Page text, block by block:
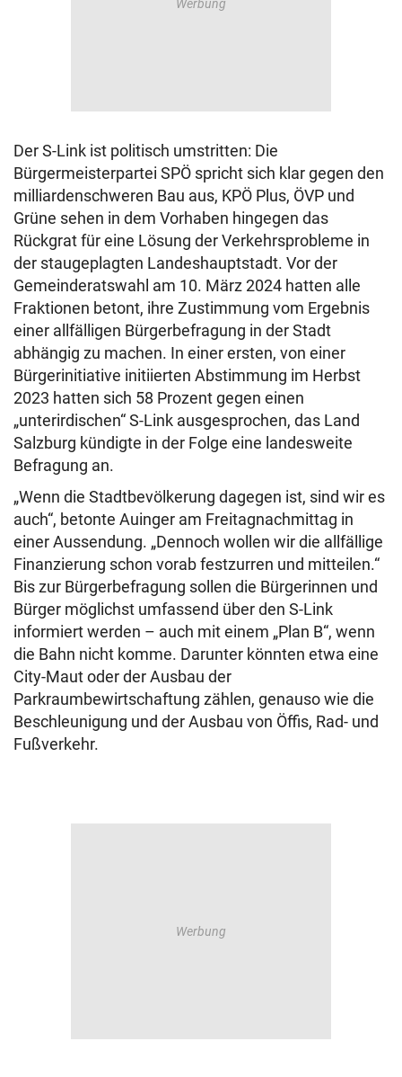
Der S-Link ist politisch umstritten: Die
Bürgermeisterpartei SPÖ spricht sich klar gegen den
milliardenschweren Bau aus, KPÖ Plus, ÖVP und
Grüne sehen in dem Vorhaben hingegen das
Rückgrat für eine Lösung der Verkehrsprobleme in
der staugeplagten Landeshauptstadt. Vor der
Gemeinderatswahl am 10. März 2024 hatten alle
Fraktionen betont, ihre Zustimmung vom Ergebnis
einer allfälligen Bürgerbefragung in der Stadt
abhängig zu machen. In einer ersten, von einer
Bürgerinitiative initiierten Abstimmung im Herbst
2023 hatten sich 58 Prozent gegen einen
„unterirdischen“ S-Link ausgesprochen, das Land
Salzburg kündigte in der Folge eine landesweite
Befragung an.
„Wenn die Stadtbevölkerung dagegen ist, sind wir es
auch“, betonte Auinger am Freitagnachmittag in
einer Aussendung. „Dennoch wollen wir die allfällige
Finanzierung schon vorab festzurren und mitteilen.“
Bis zur Bürgerbefragung sollen die Bürgerinnen und
Bürger möglichst umfassend über den S-Link
informiert werden – auch mit einem „Plan B“, wenn
die Bahn nicht komme. Darunter könnten etwa eine
City-Maut oder der Ausbau der
Parkraumbewirtschaftung zählen, genauso wie die
Beschleunigung und der Ausbau von Öffis, Rad- und
Fußverkehr.